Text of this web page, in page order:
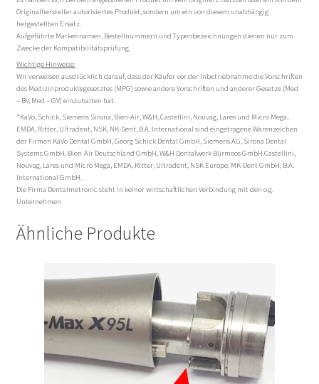
Originalhersteller autorisiertes Produkt, sondern um ein von diesem unabhängig
hergestellten Ersatz.
Aufgeführte Markennamen, Bestellnummern und Typenbezeichnungen dienen nur zum
Zwecke der Kompatibilitätsprüfung.
Wichtige Hinweise:
Wir verweisen ausdrücklich darauf, dass der Käufer vor der Inbetriebnahme die Vorschriften
des Medizinproduktegesetztes (MPG) sowie andere Vorschriften und anderer Gesetze (Med
– BV, Med – GV) einzuhalten hat.
*KaVo, Schick, Siemens Sirona, Bien-Air, W&H, Castellini, Nouvag, Lares und Micro Mega,
EMDA, Ritter, Ultradent, NSK, NK-Dent, B.A. International sind eingetragene Warenzeichen
der Firmen KaVo Dental GmbH, Georg Schick Dental GmbH, Siemens AG, Sirona Dental
Systems GmbH, Bien-Air Deutschland GmbH, W&H Dentalwerk Bürmoos GmbH.Castellini,
Nouvag, Lares und Micro Mega, EMDA, Ritter, Ultradent, NSK Europe, MK-Dent GmbH, B.A.
International GmbH.
Die Firma Dentalmetronic steht in keiner wirtschaftlichen Verbindung mit den o.g.
Unternehmen
Ähnliche Produkte